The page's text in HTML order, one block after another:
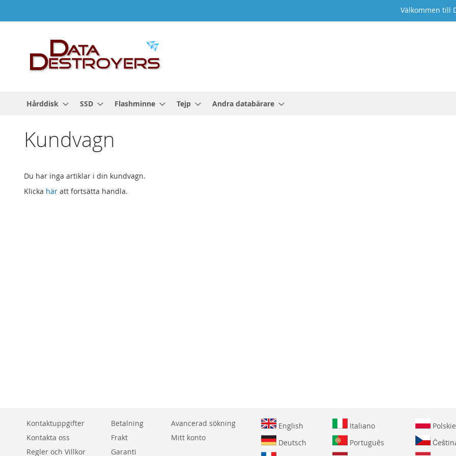
till
Välkommen till
Hårddisk SSD Flashminne Tejp Andra databärare
Kundvagn
Du har inga artiklar i din kundvagn.
Klicka här att fortsätta handla.
Kontaktuppgifter
Kontakta oss
Regler och Villkor
Betalning
Frakt
Garanti
Avancerad sökning
Mitt konto
English
Deutsch
Italiano
Português
Polskie